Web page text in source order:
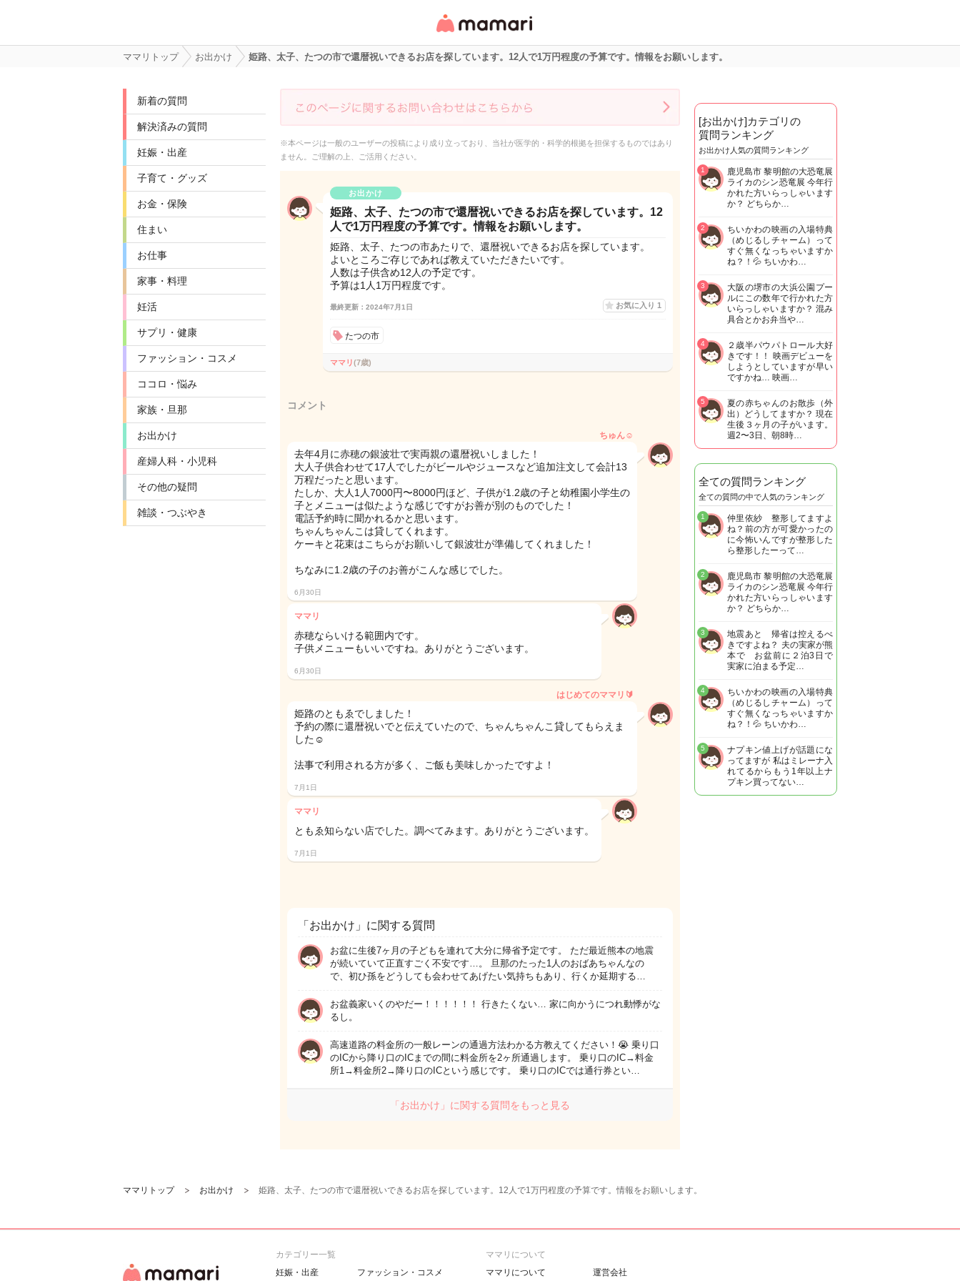
リ・情報サイト
ママリトップ お出かけ 姫路、太子、たつの市で還暦祝いできるお店を探しています。12人で1万円程度の予算です。情報をお願いします。
新着の質問
解決済みの質問
妊娠・出産
子育て・グッズ
お金・保険
住まい
お仕事
家事・料理
妊活
サプリ・健康
ファッション・コスメ
ココロ・悩み
家族・旦那
お出かけ
産婦人科・小児科
その他の疑問
雑談・つぶやき
※本ページは一般のユーザーの投稿により成り立っており、当社が医学的・科学的根拠を担保するものではあり
ません。ご理解の上、ご活用ください。
お出かけ
姫路、太子、たつの市で還暦祝いできるお店を探しています。12
人で1万円程度の予算です。情報をお願いします。
姫路、太子、たつの市あたりで、還暦祝いできるお店を探しています。
よいところご存じであれば教えていただきたいです。
人数は子供含め12人の予定です。
予算は1人1万円程度です。
最終更新：2024年7月1日 お気に入り 1
たつの市
ママリ(7歳)
コメント
ちゅん︎☺︎
去年4月に赤穂の銀波壮で実両親の還暦祝いしました！
大人子供合わせて17人でしたがビールやジュースなど追加注文して会計13
万程だったと思います。
たしか、大人1人7000円〜8000円ほど、子供が1.2歳の子と幼稚園小学生の
子とメニューは似たような感じですがお善が別のものでした！
電話予約時に聞かれるかと思います。
ちゃんちゃんこは貸してくれます。
ケーキと花束はこちらがお願いして銀波壮が準備してくれました！
ちなみに1.2歳の子のお善がこんな感じでした。
6月30日
ママリ
赤穂ならいける範囲内です。
子供メニューもいいですね。ありがとうございます。
6月30日
はじめてのママリ🔰
姫路のともゑでしました！
予約の際に還暦祝いでと伝えていたので、ちゃんちゃんこ貸してもらえま
した☺︎
法事で利用される方が多く、ご飯も美味しかったですよ！
7月1日
ママリ
ともゑ知らない店でした。調べてみます。ありがとうございます。
7月1日
「お出かけ」に関する質問
お盆に生後7ヶ月の子どもを連れて大分に帰省予定です。 ただ最近熊本の地震
が続いていて正直すごく不安です…。 旦那のたった1人のおばあちゃんなの
で、初ひ孫をどうしても会わせてあげたい気持ちもあり、行くか延期する…
お盆義家いくのやだー！！！！！！ 行きたくない… 家に向かうにつれ動悸がな
るし。
高速道路の料金所の一般レーンの通過方法わかる方教えてください！😭 乗り口
のICから降り口のICまでの間に料金所を2ヶ所通過します。 乗り口のIC→料金
所1→料金所2→降り口のICという感じです。 乗り口のICでは通行券とい…
「お出かけ」に関する質問をもっと見る
[お出かけ]カテゴリの
質問ランキング
お出かけ人気の質問ランキング
鹿児島市 黎明館の大恐竜展
ライカのシン恐竜展 今年行
かれた方いらっしゃいます
か？ どちらか…
1
ちいかわの映画の入場特典
（めじるしチャーム）って
すぐ無くなっちゃいますか
ね？！💦 ちいかわ…
2
大阪の堺市の大浜公園プー
ルにこの数年で行かれた方
いらっしゃいますか？ 混み
具合とかお弁当や…
3
２歳半パウパトロール大好
きです！！ 映画デビューを
しようとしていますが早い
ですかね… 映画…
4
夏の赤ちゃんのお散歩（外
出）どうしてますか？ 現在
生後３ヶ月の子がいます。
週2〜3日、朝8時…
5
全ての質問ランキング
全ての質問の中で人気のランキング
仲里依紗 整形してますよ
ね？前の方が可愛かったの
に今怖いんですが整形した
ら整形したーって…
1
鹿児島市 黎明館の大恐竜展
ライカのシン恐竜展 今年行
かれた方いらっしゃいます
か？ どちらか…
2
地震あと 帰省は控えるべ
きですよね？ 夫の実家が熊
本で お盆前に２泊3日で
実家に泊まる予定…
3
ちいかわの映画の入場特典
（めじるしチャーム）って
すぐ無くなっちゃいますか
ね？！💦 ちいかわ…
4
ナプキン値上げが話題にな
ってますが 私はミレーナ入
れてるからもう1年以上ナ
プキン買ってない…
5
ママリトップ お出かけ 姫路、太子、たつの市で還暦祝いできるお店を探しています。12人で1万円程度の予算です。情報をお願いします。
カテゴリー一覧
妊娠・出産
ファッション・コスメ
ママリについて
ママリについて
運営会社